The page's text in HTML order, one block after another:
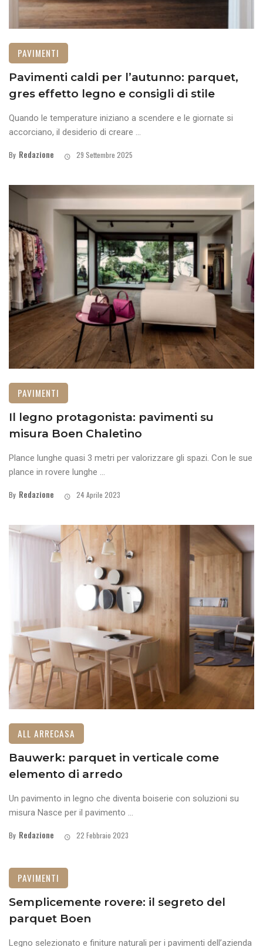
PAVIMENTI
Pavimenti caldi per l’autunno: parquet,
gres effetto legno e consigli di stile
Quando le temperature iniziano a scendere e le giornate si
accorciano, il desiderio di creare ...
By Redazione 29 Settembre 2025
PAVIMENTI
Il legno protagonista: pavimenti su
misura Boen Chaletino
Plance lunghe quasi 3 metri per valorizzare gli spazi. Con le sue
plance in rovere lunghe ...
By Redazione 24 Aprile 2023
ALL ARRECASA
Bauwerk: parquet in verticale come
elemento di arredo
Un pavimento in legno che diventa boiserie con soluzioni su
misura Nasce per il pavimento ...
By Redazione 22 Febbraio 2023
PAVIMENTI
Semplicemente rovere: il segreto del
parquet Boen
Legno selezionato e finiture naturali per i pavimenti dell’azienda